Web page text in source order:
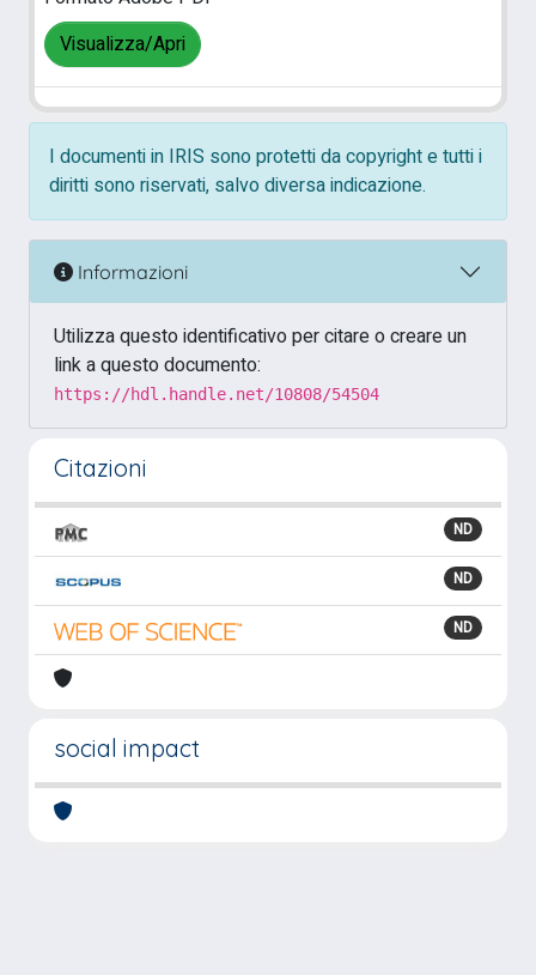
Visualizza/Apri
I documenti in IRIS sono protetti da copyright e tutti i
diritti sono riservati, salvo diversa indicazione.
Informazioni
Utilizza questo identificativo per citare o creare un
link a questo documento:
https://hdl.handle.net/10808/54504
Citazioni
ND
ND
ND
social impact